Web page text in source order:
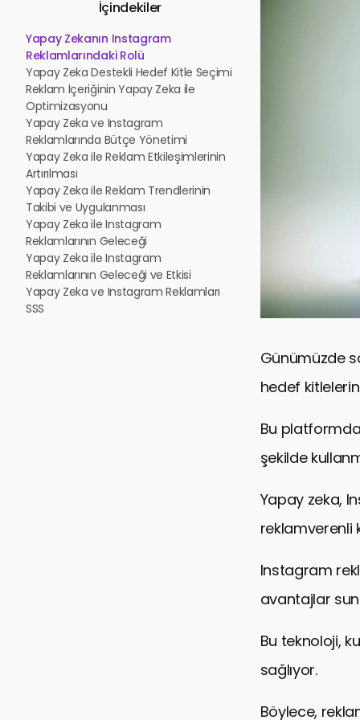
İçindekiler
Yapay Zekanın Instagram
Reklamlarındaki Rolü
Yapay Zeka Destekli Hedef Kitle Seçimi
Reklam İçeriğinin Yapay Zeka ile
Optimizasyonu
Yapay Zeka ve Instagram
Reklamlarında Bütçe Yönetimi
Yapay Zeka ile Reklam Etkileşimlerinin
Artırılması
Yapay Zeka ile Reklam Trendlerinin
Takibi ve Uygulanması
Yapay Zeka ile Instagram
Reklamlarının Geleceği
Yapay Zeka ile Instagram
Reklamlarının Geleceği ve Etkisi
Yapay Zeka ve Instagram Reklamları
SSS
Günümüzde
hedef
Bu
şekilde
Yapay zeka,
reklamverenli
Instagram
avantajlar
Bu teknoloji,
sağlıyor.
Böylece,